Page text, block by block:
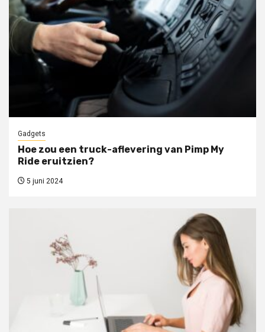
Gadgets
Hoe zou een truck-aflevering van Pimp My
Ride eruitzien?
5 juni 2024